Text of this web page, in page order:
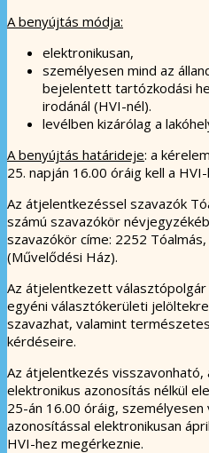
A benyújtás módja:
elektronikusan,
személyesen mind az
bejelentett tartózkodási
irodánál (HVI-nél).
levélben kizárólag a
A benyújtás határideje: a
25. napján 16.00 óráig kell a
Az átjelentkezéssel szavazók
számú szavazókör
szavazókör címe: 2252
(Művelődési Ház).
Az átjelentkezett választópolgár
egyéni választókerületi
szavazhat, valamint
kérdéseire.
Az átjelentkezés visszavonható,
elektronikus azonosítás nélkül
25-án 16.00 óráig, személyesen
azonosítással elektronikusan
HVI-hez megérkeznie.